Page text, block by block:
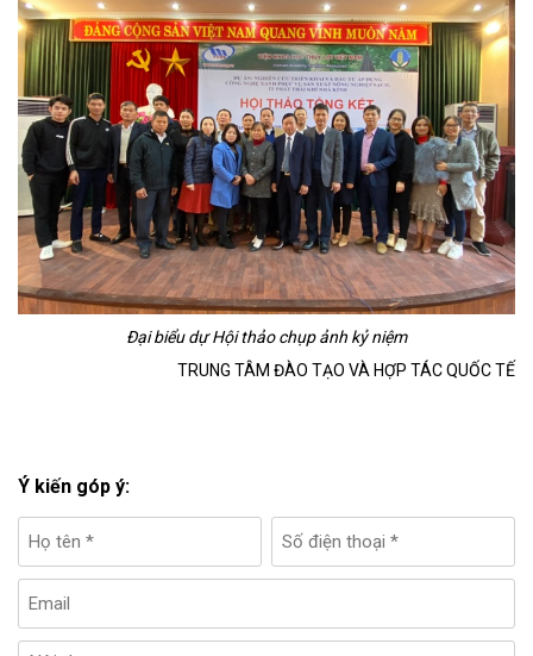
Đại biểu dự Hội thảo chụp ảnh kỷ niệm
TRUNG TÂM ĐÀO TẠO VÀ HỢP TÁC QUỐC TẾ
Ý kiến góp ý: